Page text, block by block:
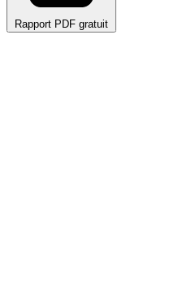
Rapport PDF gratuit